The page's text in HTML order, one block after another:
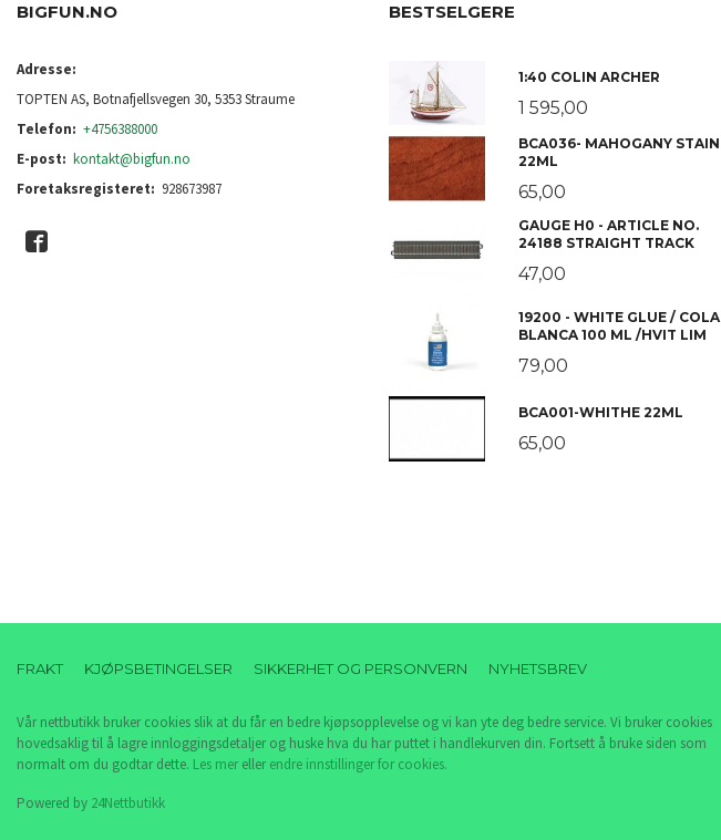
BIGFUN.NO
Adresse:
TOPTEN AS, Botnafjellsvegen 30, 5353 Straume
Telefon: +4756388000
E-post: kontakt@bigfun.no
Foretaksregisteret: 928673987
BESTSELGERE
1:40 COLIN ARCHER
1 595,00
BCA036- MAHOGANY STAIN
22ML
65,00
GAUGE H0 - ARTICLE NO.
24188 STRAIGHT TRACK
47,00
19200 - WHITE GLUE / COLA
BLANCA 100 ML /HVIT LIM
79,00
BCA001-WHITHE 22ML
65,00
FRAKT KJØPSBETINGELSER SIKKERHET OG PERSONVERN NYHETSBREV
Vår nettbutikk bruker cookies slik at du får en bedre kjøpsopplevelse og vi kan yte deg bedre service. Vi bruker cookies
hovedsaklig til å lagre innloggingsdetaljer og huske hva du har puttet i handlekurven din. Fortsett å bruke siden som
normalt om du godtar dette. Les merellerendre innstillinger for cookies.
Powered by 24Nettbutikk